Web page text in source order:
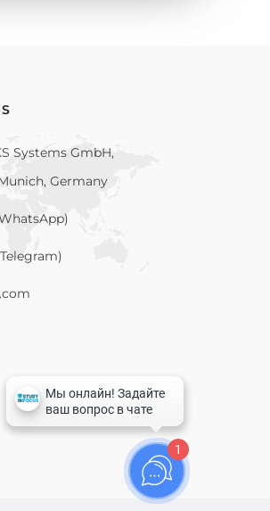
Systems GmbH,
Germany
1